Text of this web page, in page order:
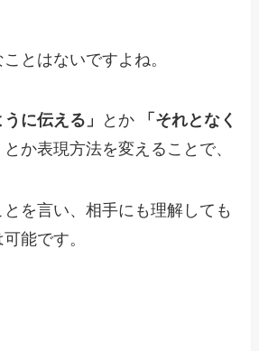
とはないですよね。
に伝える」 とか
「それとなく
とか表現方法を変えることで、
を言い、相手にも理解しても
能です。